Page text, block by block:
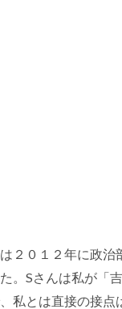
２０１２年に政
。Sさんは私が「
私とは直接の接点